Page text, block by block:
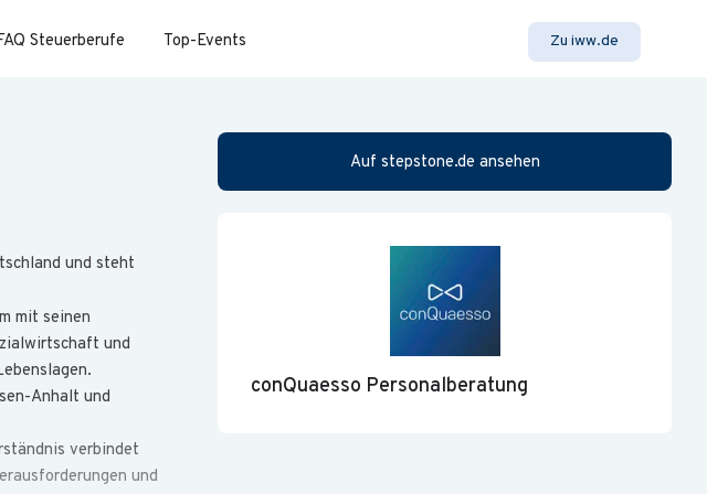
Steuerberufe Top-Events Zu iww.de
und steht
mit seinen
und
Anhalt und
verbindet
und
Auf stepstone.de ansehen
conQuaesso Personalberatung